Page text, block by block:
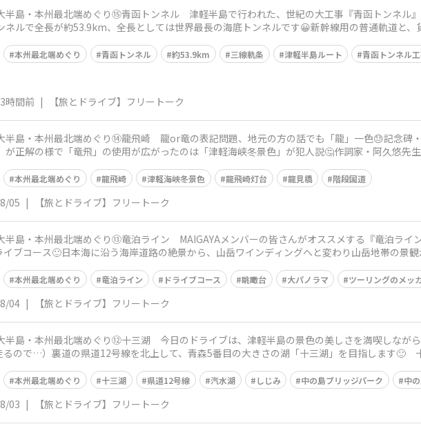
半島・本州最北端めぐり⑮青函トンネル 津軽半島で行われた、世紀の大工事『青函トンネル
ルで全長が約53.9km、全長としては世界最長の海底トンネルです😀新幹線用の普通軌道と、
本州最北端めぐり 青函トンネル 約53.9km 三線軌条 津軽半島ルート
青函トンネル
時間前 | 【旅とドライブ】フリートーク
半島・本州最北端めぐり⑭龍飛崎 龍or竜の表記問題、地元の方の話でも「龍」一色😓記念碑
が正解の様で「竜飛」の使用が広がったのは「津軽海峡冬景色」が犯人説🤔作詞家・阿久悠先
本州最北端めぐり 龍飛崎 津軽海峡冬景色 龍飛崎灯台 龍見橋 階段国道
05 | 【旅とドライブ】フリートーク
半島・本州最北端めぐり⑬竜泊ライン MAIGAYAメンバーの皆さんがオススメする『竜泊ライ
ブコース🙂日本海に沿う海岸道路の絶景から、山岳ワインディングへと変わり山岳地帯の景
本州最北端めぐり 竜泊ライン ドライブコース 眺瞰台 大パノラマ ツーリングのメッ
04 | 【旅とドライブ】フリートーク
半島・本州最北端めぐり⑫十三湖 今日のドライブは、津軽半島の景色の美しさを満喫しなが
るので…）裏道の県道12号線を北上して、青森5番目の大きさの湖「十三湖」を目指します🙂
本州最北端めぐり 十三湖 県道12号線 汽水湖 しじみ 中の島ブリッジパーク 中
03 | 【旅とドライブ】フリートーク